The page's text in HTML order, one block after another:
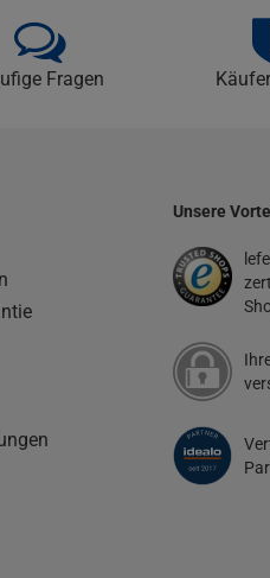
Fragen
Unsere